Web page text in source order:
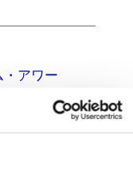
・アワー
定しまし